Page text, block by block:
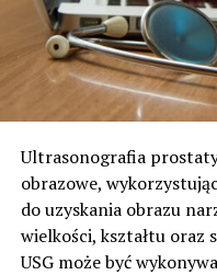
Ultrasonografia
obrazowe,
do uzyskania obrazu
wielkości, kształtu oraz
USG może być